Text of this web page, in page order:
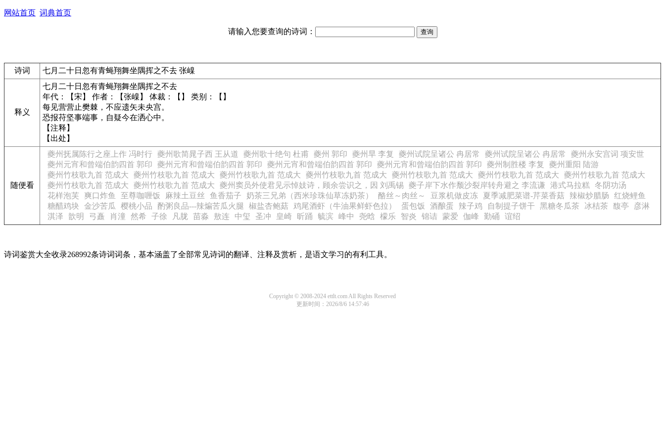
网站首页 词典首页
请输入您要查询的诗词：
诗词 七月二十日忽有青蝇翔舞坐隅挥之不去 张嵲
释义
七月二十日忽有青蝇翔舞坐隅挥之不去
年代：【宋】 作者：【张嵲】 体裁：【】 类别：【】
每见营营止樊棘，不应遗矢未央宫。
恐报苻坚事端事，自疑今在洒心中。
【注释】
【出处】
随便看
夔州抚属陈行之座上作 冯时行 夔州歌简晁子西 王从道 夔州歌十绝句 杜甫 夔州 郭印 夔州旱 李复 夔州试院呈诸公 冉居常 夔州试院呈诸公 冉居常
夔州永安宫词 项安世
夔州元宵和曾端伯韵四首 郭印
夔州元宵和曾端伯韵四首 郭印 夔州元宵和曾端伯韵四首 郭印 夔州元宵和曾端伯韵四首 郭印 夔州制胜楼 李复
夔州重阳 陆游
夔州竹枝歌九首 范成大
夔州竹枝歌九首 范成大 夔州竹枝歌九首 范成大 夔州竹枝歌九首 范成大 夔州竹枝歌九首 范成大 夔州竹枝歌九首 范成大
夔州竹枝歌九首 范成大
夔州竹枝歌九首 范成大
夔州竹枝歌九首 范成大 夔州窦员外使君见示悼妓诗，顾余尝识之，因 刘禹锡 夔子岸下水作颓沙裂岸转舟避之 李流谦 港式马拉糕
冬阴功汤
花样泡芙
爽口炸鱼 至尊咖喱饭 麻辣土豆丝 鱼香茄子 奶茶三兄弟（西米珍珠仙草冻奶茶） 酪丝～肉丝～ 豆浆机做皮冻 夏季减肥菜谱-芹菜香菇 辣椒炒腊肠
红烧鲤鱼
糖醋鸡块
金沙苦瓜 樱桃小品 酌粥良品---辣煸苦瓜火腿 椒盐杏鲍菇 鸡尾酒虾（牛油果鲜虾色拉） 蛋包饭 酒酿蛋 辣子鸡 自制提子饼干 黑糖冬瓜茶 冰桔茶 馥亭
彦淋
淇泽
歆明 弓矗 肖潼 然希 子徐 凡胧 苗淼 敖连 中玺 圣冲 皇崎 昕踊 毓滨 峰中 尧晗 檬乐 智炎 锦诘 蒙爱 伽峰 勤硧 谊绍
诗词鉴赏大全收录268992条诗词词条，基本涵盖了全部常见诗词的翻译、注释及赏析，是语文学习的有利工具。
Copyright © 2008-2024 ettlt.com All Rights Reserved
更新时间：2026/8/6 14:57:46